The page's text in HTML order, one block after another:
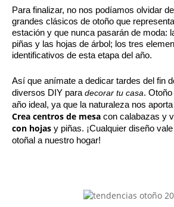
Para finalizar, no nos podíamos olvidar
grandes clásicos de otoño que
estación y que nunca pasarán de moda:
piñas y las hojas de árbol; los tres
identificativos de esta etapa del año.
Así que anímate a dedicar tardes del fin
diversos DIY para decorar tu casa.
Crea centros de mesa
con hojas y piñas. ¡Cualquier diseño
otoñal a nuestro hogar!